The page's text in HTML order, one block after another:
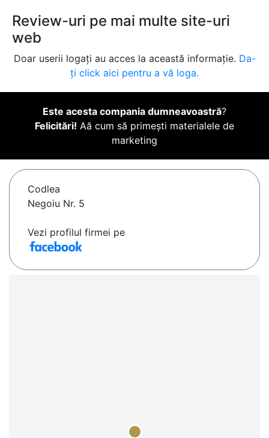
Review-uri pe mai multe site-uri
web
Doar userii logați au acces la această informație. Da-
ți click aici pentru a vă loga.
Este acesta compania dumneavoastră?
Felicitări! Aă cum să primești materialele de
marketing
Codlea
Negoiu Nr. 5
Vezi profilul firmei pe